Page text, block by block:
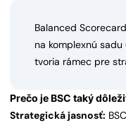
Balanced
na komplexnú
tvoria rámec pre
Prečo je BSC taký
Strategická jasnosť: